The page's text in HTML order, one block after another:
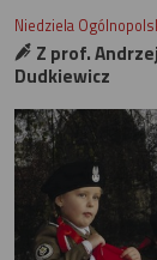
Niedziela
Z prof.
Dudkiewicz